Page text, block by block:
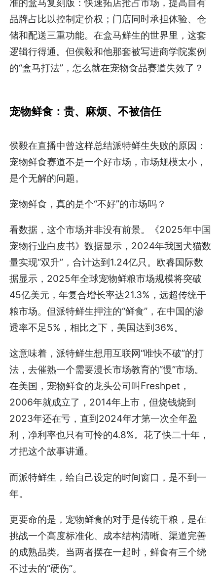
准的盒马复刻版：快速拓店抢占市场，提高自有
品牌占比以控制定价权；门店同时承担体验、仓
储和配送三重功能。在盒马鲜生的世界里，这套
逻辑行得通。但侯毅和他那套被写进商学院案例
的“盒马打法”，怎么就在宠物食品赛道失效了？
宠物鲜食：贵、麻烦、不被信任
侯毅在直播中曾这样总结派特鲜生失败的原因：
宠物鲜食赛道不是一个好市场，市场规模太小，
是个无解的问题。
宠物鲜食，真的是个“不好”的市场吗？
看数据，这个市场并非没有前景。《2025年中国
宠物行业白皮书》数据显示，2024年我国犬猫数
量实现“双升”，合计达到1.24亿只。欧睿国际数
据显示，2025年全球宠物鲜粮市场规模将突破
45亿美元，年复合增长率达21.3%，远超传统干
粮市场。但派特鲜生押注的“鲜食”，在中国的渗
透率不足5%，相比之下，美国达到36%。
这意味着，派特鲜生想用互联网“唯快不破”的打
法，去催熟一个需要漫长市场教育的“慢”市场。
在美国，宠物鲜食的龙头公司叫Freshpet，
2006年就成立了，2014年上市，但烧钱烧到
2023年还在亏，直到2024年才第一次全年盈
利，净利率也只有可怜的4.8%。花了快二十年，
才把这个故事讲通。
而派特鲜生，给自己设定的时间窗口，是不到一
年。
更要命的是，宠物鲜食的对手是传统干粮，是在
挑战一个高度标准化、成本结构清晰、渠道完善
的成熟品类。当两者摆在一起时，鲜食有三个绕
不过去的“硬伤”。